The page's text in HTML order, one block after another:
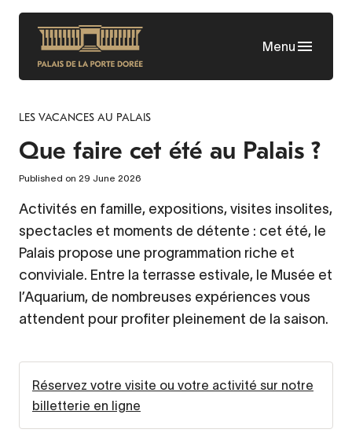
Skip
content
Menu
LES VACANCES AU PALAIS
Que faire cet été au Palais ?
Published on 29 June 2026
Activités en famille, expositions, visites insolites,
spectacles et moments de détente : cet été, le
Palais propose une programmation riche et
conviviale. Entre la terrasse estivale, le Musée et
l’Aquarium, de nombreuses expériences vous
attendent pour profiter pleinement de la saison.
Réservez votre visite ou votre activité sur notre
billetterie en ligne